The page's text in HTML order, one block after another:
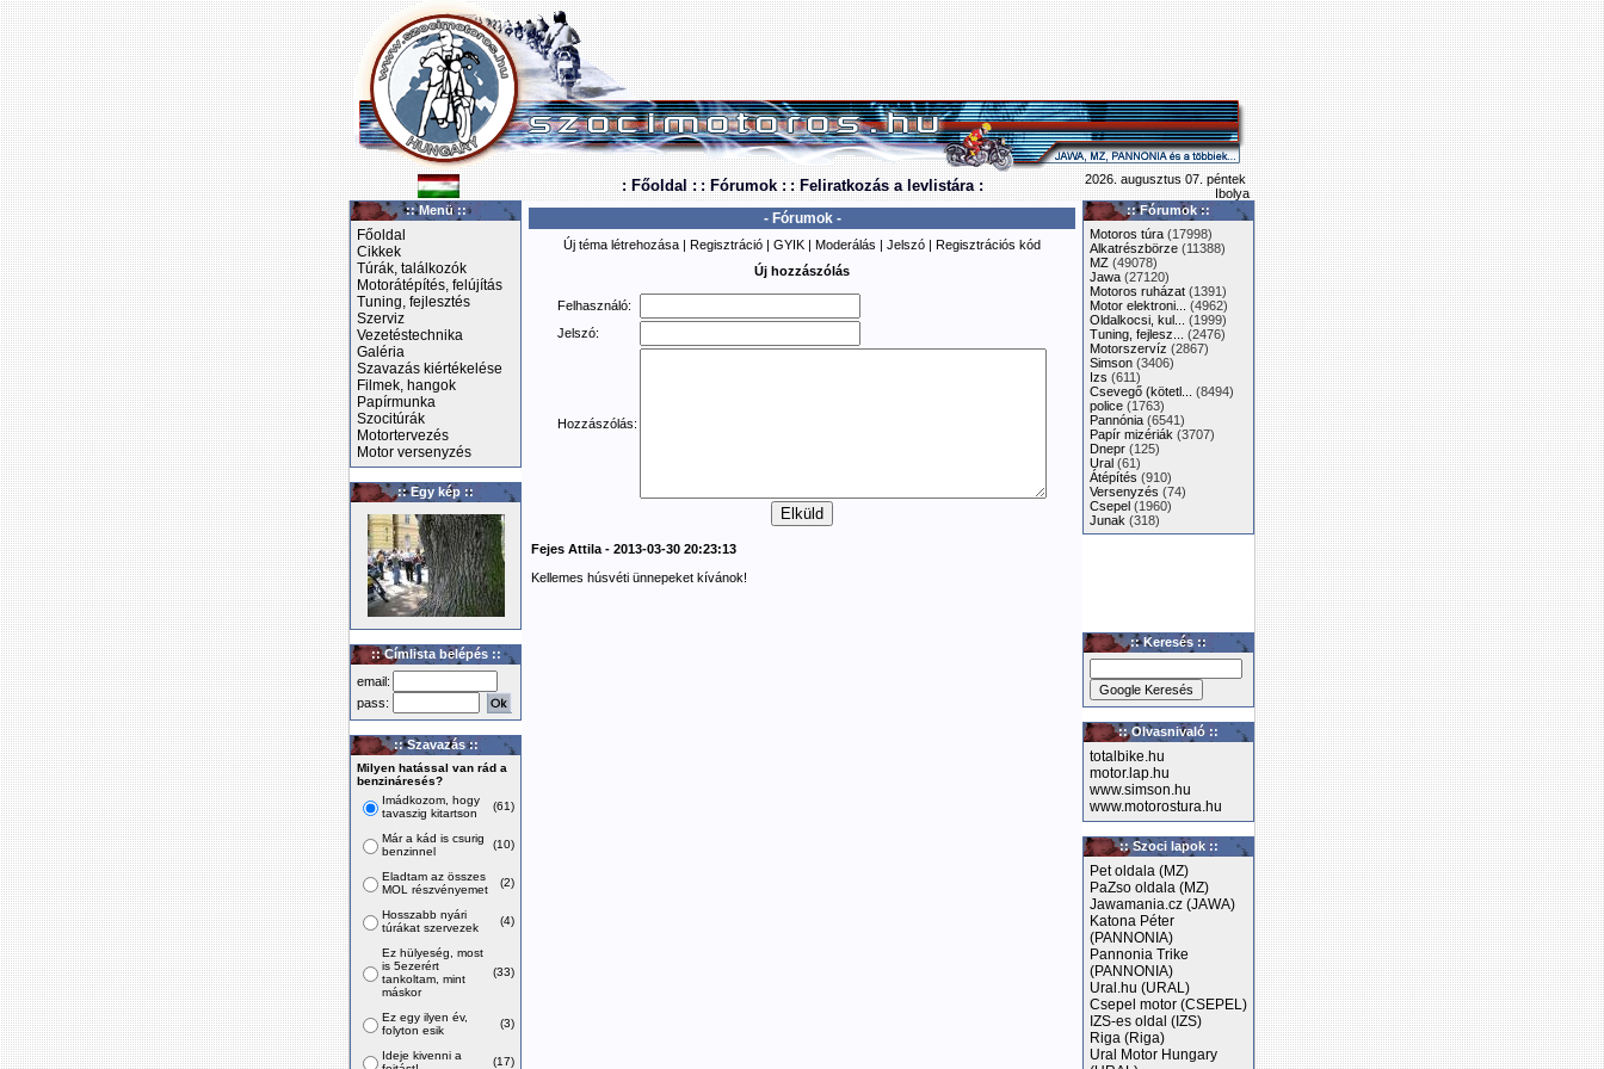
: Főoldal : : Fórumok : : Feliratkozás a levlistára :
2026. augusztus 07. péntek
Ibolya
:: Menü ::
Főoldal
Cikkek
Túrák, találkozók
Motorátépítés, felújítás
Tuning, fejlesztés
Szerviz
Vezetéstechnika
Galéria
Szavazás kiértékelése
Filmek, hangok
Papírmunka
Szocitúrák
Motortervezés
Motor versenyzés
:: Egy kép ::
:: Címlista belépés ::
email:
pass:
:: Szavazás ::
Milyen hatással van rád a
benzináresés?
Imádkozom, hogy
tavaszig kitartson
(61)
Már a kád is csurig
benzinnel
(10)
Eladtam az összes
MOL részvényemet
(2)
Hosszabb nyári
túrákat szervezek
(4)
Ez hülyeség, most
is 5ezerért
tankoltam, mint
máskor
(33)
Ez egy ilyen év,
folyton esik
(3)
Ideje kivenni a
(17)
- Fórumok -
Új téma létrehozása | Regisztráció | GYIK | Moderálás | Jelszó | Regisztrációs kód
Új hozzászólás
Felhasználó:
Jelszó:
Hozzászólás:
Fejes Attila - 2013-03-30 20:23:13
Kellemes húsvéti ünnepeket kívánok!
:: Fórumok ::
Motoros túra (17998)
Alkatrészbörze (11388)
MZ (49078)
Jawa (27120)
Motoros ruházat (1391)
Motor elektroni...
(4962)
Oldalkocsi, kul...
(1999)
Tuning, fejlesz...
(2476)
Motorszervíz (2867)
Simson (3406)
Izs (611)
Csevegő (kötetl...
(8494)
police (1763)
Pannónia (6541)
Papír mizériák (3707)
Dnepr (125)
Ural (61)
Átépítés (910)
Versenyzés (74)
Csepel (1960)
Junak (318)
:: Keresés ::
:: Olvasnivaló ::
totalbike.hu
motor.lap.hu
www.simson.hu
www.motorostura.hu
:: Szoci lapok ::
Pet oldala (MZ)
PaZso oldala (MZ)
Jawamania.cz (JAWA)
Katona Péter
(PANNONIA)
Pannonia Trike
(PANNONIA)
Ural.hu (URAL)
Csepel motor (CSEPEL)
IZS-es oldal (IZS)
Riga (Riga)
Ural Motor Hungary